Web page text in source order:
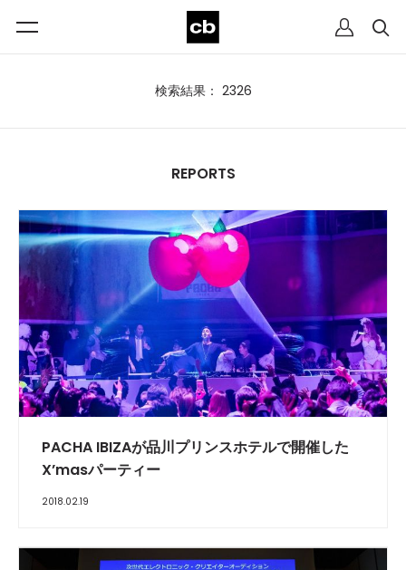
検索結果： 2326
REPORTS
PACHA IBIZAが品川プリンスホテルで開催した
X’masパーティー
2018.02.19